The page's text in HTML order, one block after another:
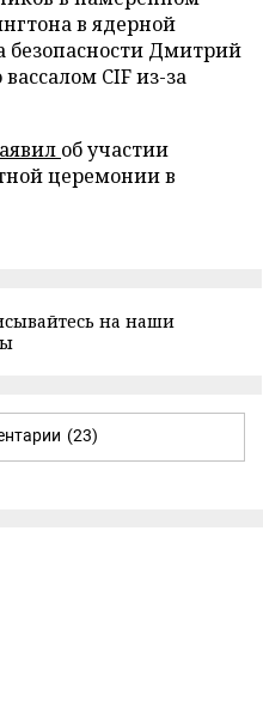
в ядерной
безопасности Дмитрий
CIF из-за
об участии
церемонии в
на наши
(23)